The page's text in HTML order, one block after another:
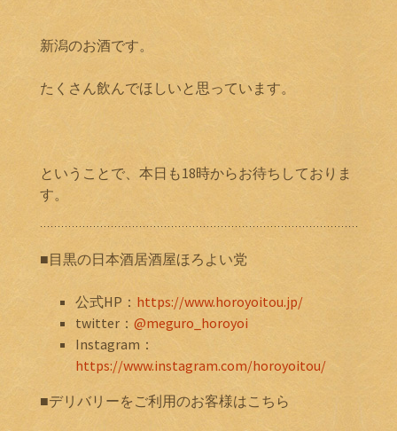
新潟のお酒です。
たくさん飲んでほしいと思っています。
ということで、本日も18時からお待ちしておりま
す。
■目黒の日本酒居酒屋ほろよい党
公式HP： https://www.horoyoitou.jp/
twitter： @meguro_horoyoi
Instagram：
https://www.instagram.com/horoyoitou/
■デリバリーをご利用のお客様はこちら